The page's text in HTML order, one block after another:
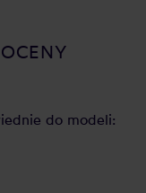
OCENY
do modeli: